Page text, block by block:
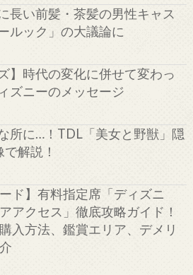
長い前髪・茶髪の男性キャス
ルック」の大議論に
】時代の変化に併せて変わっ
ズニーのメッセージ
所に…！TDL「美女と野獣」隠
解説！
ード】有料指定席「ディズニ
アクセス」徹底攻略ガイド！
入方法、鑑賞エリア、デメリ